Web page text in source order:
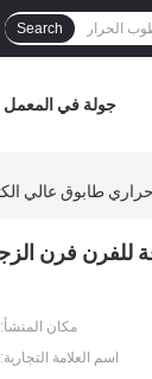
Search
جولة في المعمل
مكان المنشأ:
اسم العلامة التجارية: